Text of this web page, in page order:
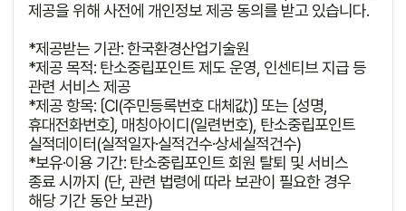
제공을 위해 사전에 개인정보 제공 동의를 받고 있습니다.
*제공받는 기관: 한국환경산업기술원
*제공 목적: 탄소중립포인트 제도 운영, 인센티브 지급 등
관련 서비스 제공
*제공 항목: 〔CI(주민등록번호 대체값)〕 또는 〔성명,
휴대전화번호〕, 매칭아이디(일련번호), 탄소중립포인트
실적데이터(실적일자·실적건수·상세실적건수)
*보유·이용 기간: 탄소중립포인트 회원 탈퇴 및 서비스
종료 시까지 (단, 관련 법령에 따라 보관이 필요한 경우
해당 기간 동안 보관)